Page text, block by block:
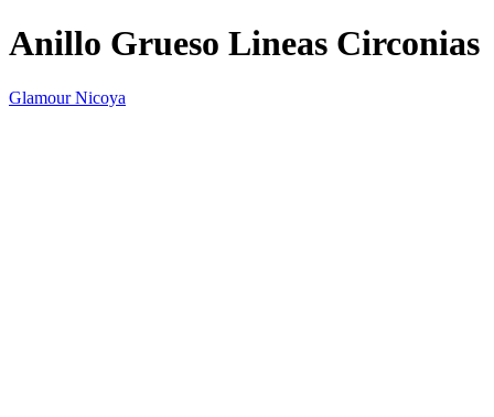
Anillo Grueso Lineas Circonias
Glamour Nicoya